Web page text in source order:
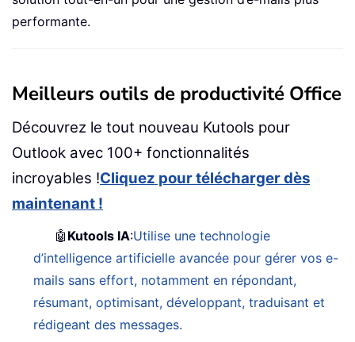
performante.
Meilleurs outils de productivité Office
Découvrez le tout nouveau Kutools pour
Outlook avec 100+ fonctionnalités
incroyables !Cliquez pour télécharger dès
maintenant !
🤖 Kutools IA:Utilise une technologie
d’intelligence artificielle avancée pour gérer vos e-
mails sans effort, notamment en répondant,
résumant, optimisant, développant, traduisant et
rédigeant des messages.